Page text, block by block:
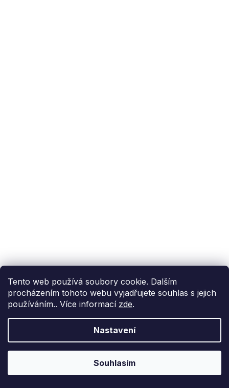
Tento web používá soubory cookie. Dalším
procházením tohoto webu vyjadřujete souhlas s jejich
používáním.. Více informací zde.
Nastavení
Souhlasím